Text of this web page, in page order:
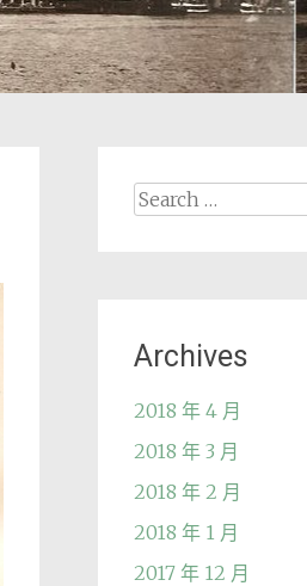
Search
Archives
2018 年 4 月
2018 年 3 月
2018 年 2 月
2018 年 1 月
2017 年 12 月